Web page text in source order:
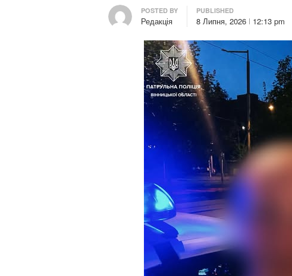
Author
POSTED BY
Редакція
PUBLISHED
8 Липня, 2026 12:13 pm